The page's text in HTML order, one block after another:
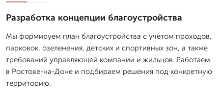
Разработка концепции благоустройства
Мы формируем план благоустройства с учетом проходов,
парковок, озеленения, детских и спортивных зон, а также
требований управляющей компании и жильцов. Работаем
в Ростове-на-Доне и подбираем решения под конкретную
территорию.